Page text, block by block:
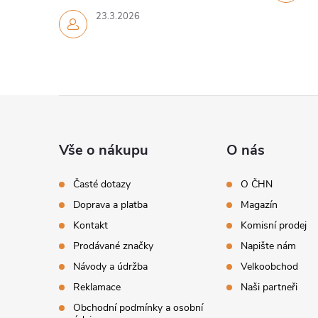
23.3.2026
Vše o nákupu
Časté dotazy
Doprava a platba
Kontakt
Prodávané značky
Návody a údržba
Reklamace
Obchodní podmínky a osobní
O nás
O ČHN
Magazín
Komisní prodej
Napište nám
Velkoobchod
Naši partneři